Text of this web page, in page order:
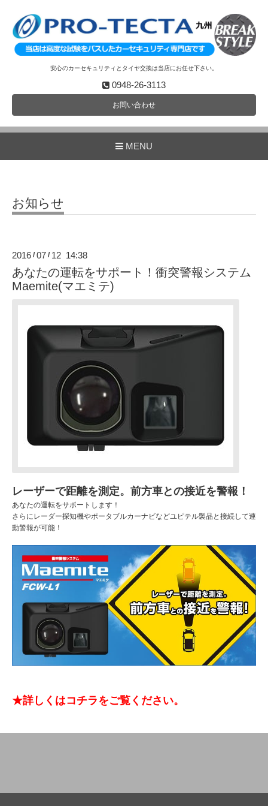
安心のカーセキュリティとタイヤ交換は当店にお任せ下さい。
0948-26-3113
お問い合わせ
MENU
お知らせ
2016 /07 / 12 14:38
あなたの運転をサポート！衝突警報システム
Maemite(マエミテ)
レーザーで距離を測定。前方車との接近を警報！
あなたの運転をサポートします！
さらにレーダー探知機やポータブルカーナビなどユピテル製品と接続して連
動警報が可能！
★詳しくはコチラをご覧ください。